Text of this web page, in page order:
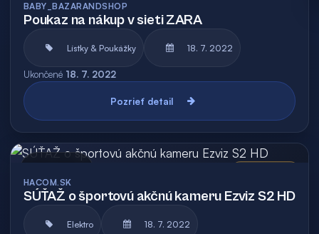
BABY_BAZARANDSHOP
Poukaz na nákup v sieti ZARA
Lístky & Poukážky 18. 7. 2022
Ukončené 18. 7. 2022
Pozrieť detail
HACOM.SK
SÚŤAŽ o športovú akčnú kameru Ezviz S2 HD
Elektro 18. 7. 2022